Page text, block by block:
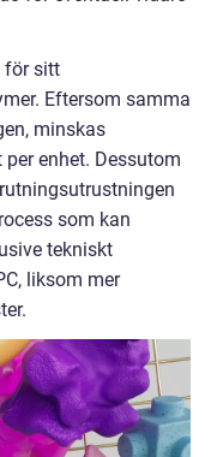
för sitt
Eftersom samma
minskas
enhet. Dessutom
som kan
tekniskt
liksom mer